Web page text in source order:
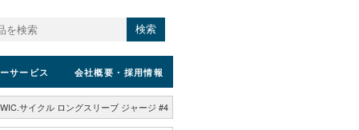
検索
サービス 会社概要 ・採用情報
WIC.サイクル ロングスリーブ ジャージ #4